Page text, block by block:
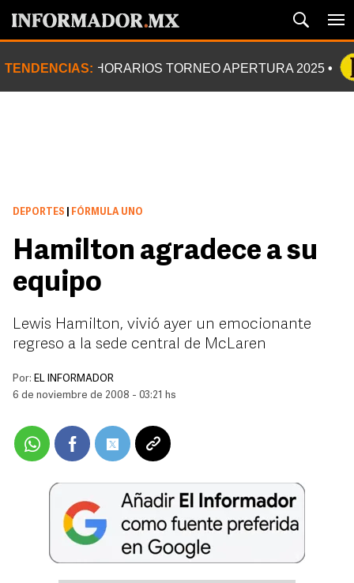
TENDENCIAS: HORARIOS TORNEO APERTURA 2025
DEPORTES FÓRMULA UNO
Hamilton agradece a su
equipo
Lewis Hamilton, vivió ayer un emocionante
regreso a la sede central de McLaren
Por: EL INFORMADOR
6 de noviembre de 2008 - 03:21 hs